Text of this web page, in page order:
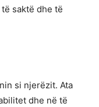
saktë dhe të
si njerëzit. Ata
dhe në të